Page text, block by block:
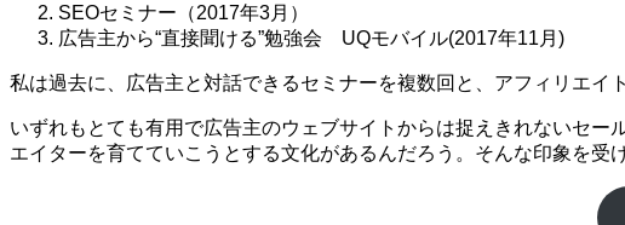
SEOセミナー（2017年3月）
広告主から“直接聞ける”勉強会 UQモバイル(2017年11月)
私は過去に、広告主と対話できるセミナーを複数回と、アフィリエイ
いずれもとても有用で広告主のウェブサイトからは捉えきれないセ
エイターを育てていこうとする文化があるんだろう。そんな印象を受